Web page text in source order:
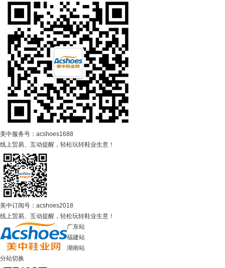
美中服务号：acshoes1688
线上贸易、互动提醒，轻松玩转鞋业生意！
美中订阅号：acshoes2018
线上贸易、互动提醒，轻松玩转鞋业生意！
广东站
福建站
湖南站
分站切换